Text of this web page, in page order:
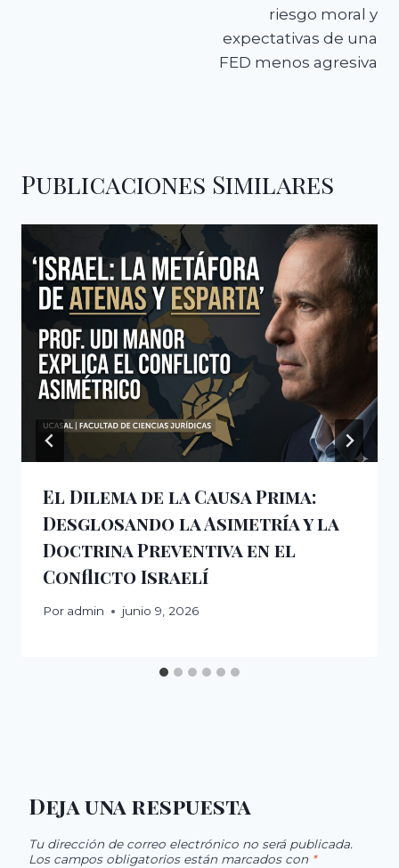
riesgo moral y
expectativas de una
FED menos agresiva
Publicaciones Similares
El Dilema de la Causa Prima:
Desglosando la Asimetría y la
Doctrina Preventiva en el
Conflicto Israelí
Por admin junio 9, 2026
Deja una respuesta
Tu dirección de correo electrónico no será publicada.
Los campos obligatorios están marcados con *